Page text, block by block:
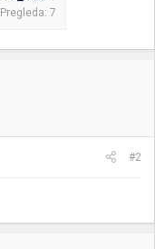
Pregleda: 7
#2